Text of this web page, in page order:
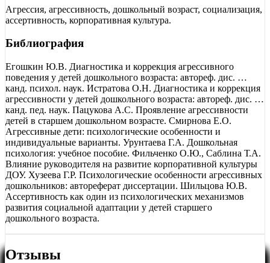
Агрессия, агрессивность, дошкольный возраст, социализация,
ассертивность, корпоративная культура.
Библиография
Егошкин Ю.В. Диагностика и коррекция агрессивного
поведения у детей дошкольного возраста: автореф. дис. …
канд. психол. наук. Истратова О.Н. Диагностика и коррекция
агрессивности у детей дошкольного возраста: автореф. дис. …
канд. пед. наук. Пацукова А.С. Проявление агрессивности
детей в старшем дошкольном возрасте. Смирнова Е.О.
Агрессивные дети: психологические особенности и
индивидуальные варианты. Урунтаева Г.А. Дошкольная
психология: учебное пособие. Фильченко О.Ю., Саблина Т.А.
Влияние руководителя на развитие корпоративной культуры
ДОУ. Хузеева Г.Р. Психологические особенности агрессивных
дошкольников: автореферат диссертации. Шильцова Ю.В.
Ассертивность как один из психологических механизмов
развития социальной адаптации у детей старшего
дошкольного возраста.
Отзывы